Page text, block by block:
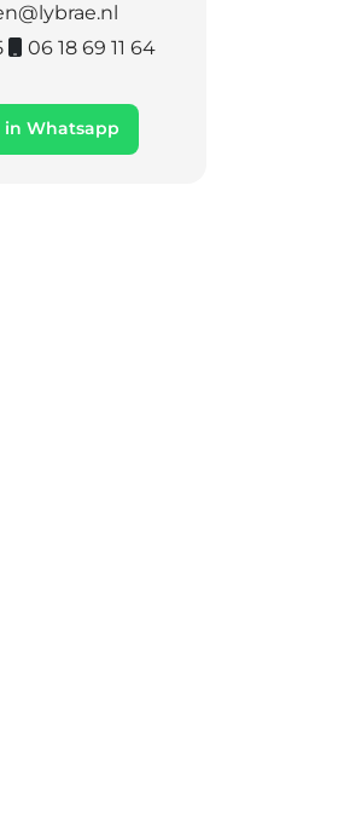
06 18 69 11 64
in Whatsapp